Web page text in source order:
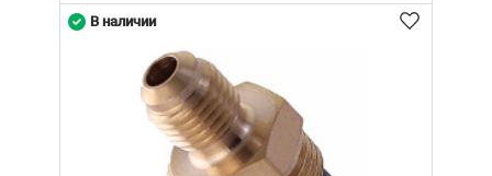
В наличии